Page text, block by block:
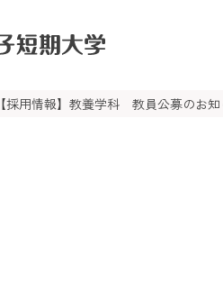
【採用情報】教養学科 教員公募のお知